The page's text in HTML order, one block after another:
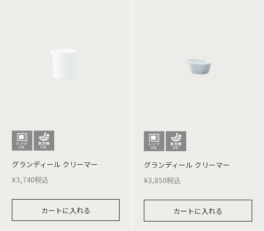
グランディール クリーマー
¥3,740税込
カートに入れる
グランディール クリーマー
¥3,850税込
カートに入れる